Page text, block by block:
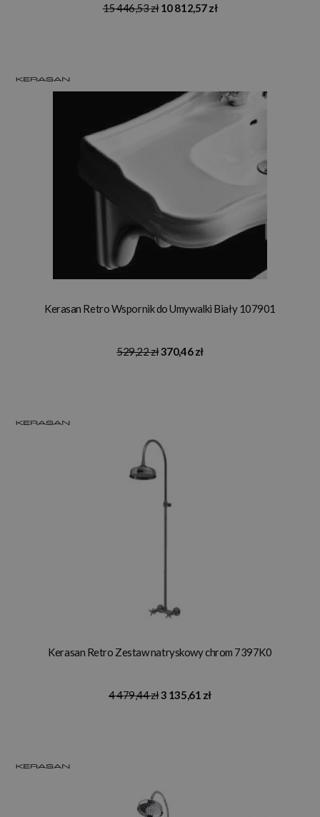
15 446,53 zł 10 812,57 zł
Kerasan Retro Wspornik do Umywalki Biały 107901
529,22 zł370,46 zł
Kerasan Retro Zestaw natryskowy chrom 7397K0
4 479,44 zł3 135,61 zł